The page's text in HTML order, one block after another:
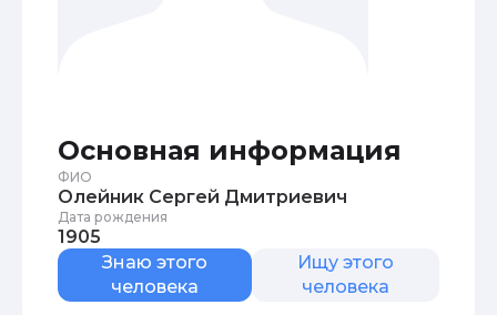
Основная информация
ФИО
Олейник Сергей Дмитриевич
Дата рождения
1905
Знаю этого
человека
Ищу этого
человека